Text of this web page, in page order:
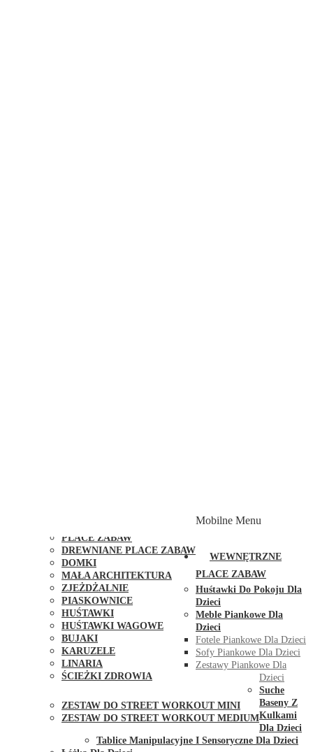
PLACE ZABAW
DREWNIANE PLACE ZABAW
DOMKI
MAŁA ARCHITEKTURA
ZJEŻDŻALNIE
PIASKOWNICE
HUŚTAWKI
HUŚTAWKI WAGOWE
BUJAKI
KARUZELE
LINARIA
ŚCIEŻKI ZDROWIA
ZESTAW DO STREET WORKOUT MINI
ZESTAW DO STREET WORKOUT MEDIUM
Mobilne Menu
WEWNĘTRZNE
PLACE ZABAW
Huśtawki Do Pokoju Dla
Dzieci
Meble Piankowe Dla
Dzieci
Fotele Piankowe Dla Dzieci
Sofy Piankowe Dla Dzieci
Zestawy Piankowe Dla
Dzieci
Suche
Baseny Z
Kulkami
Dla Dzieci
Tablice Manipulacyjne I Sensoryczne Dla Dzieci